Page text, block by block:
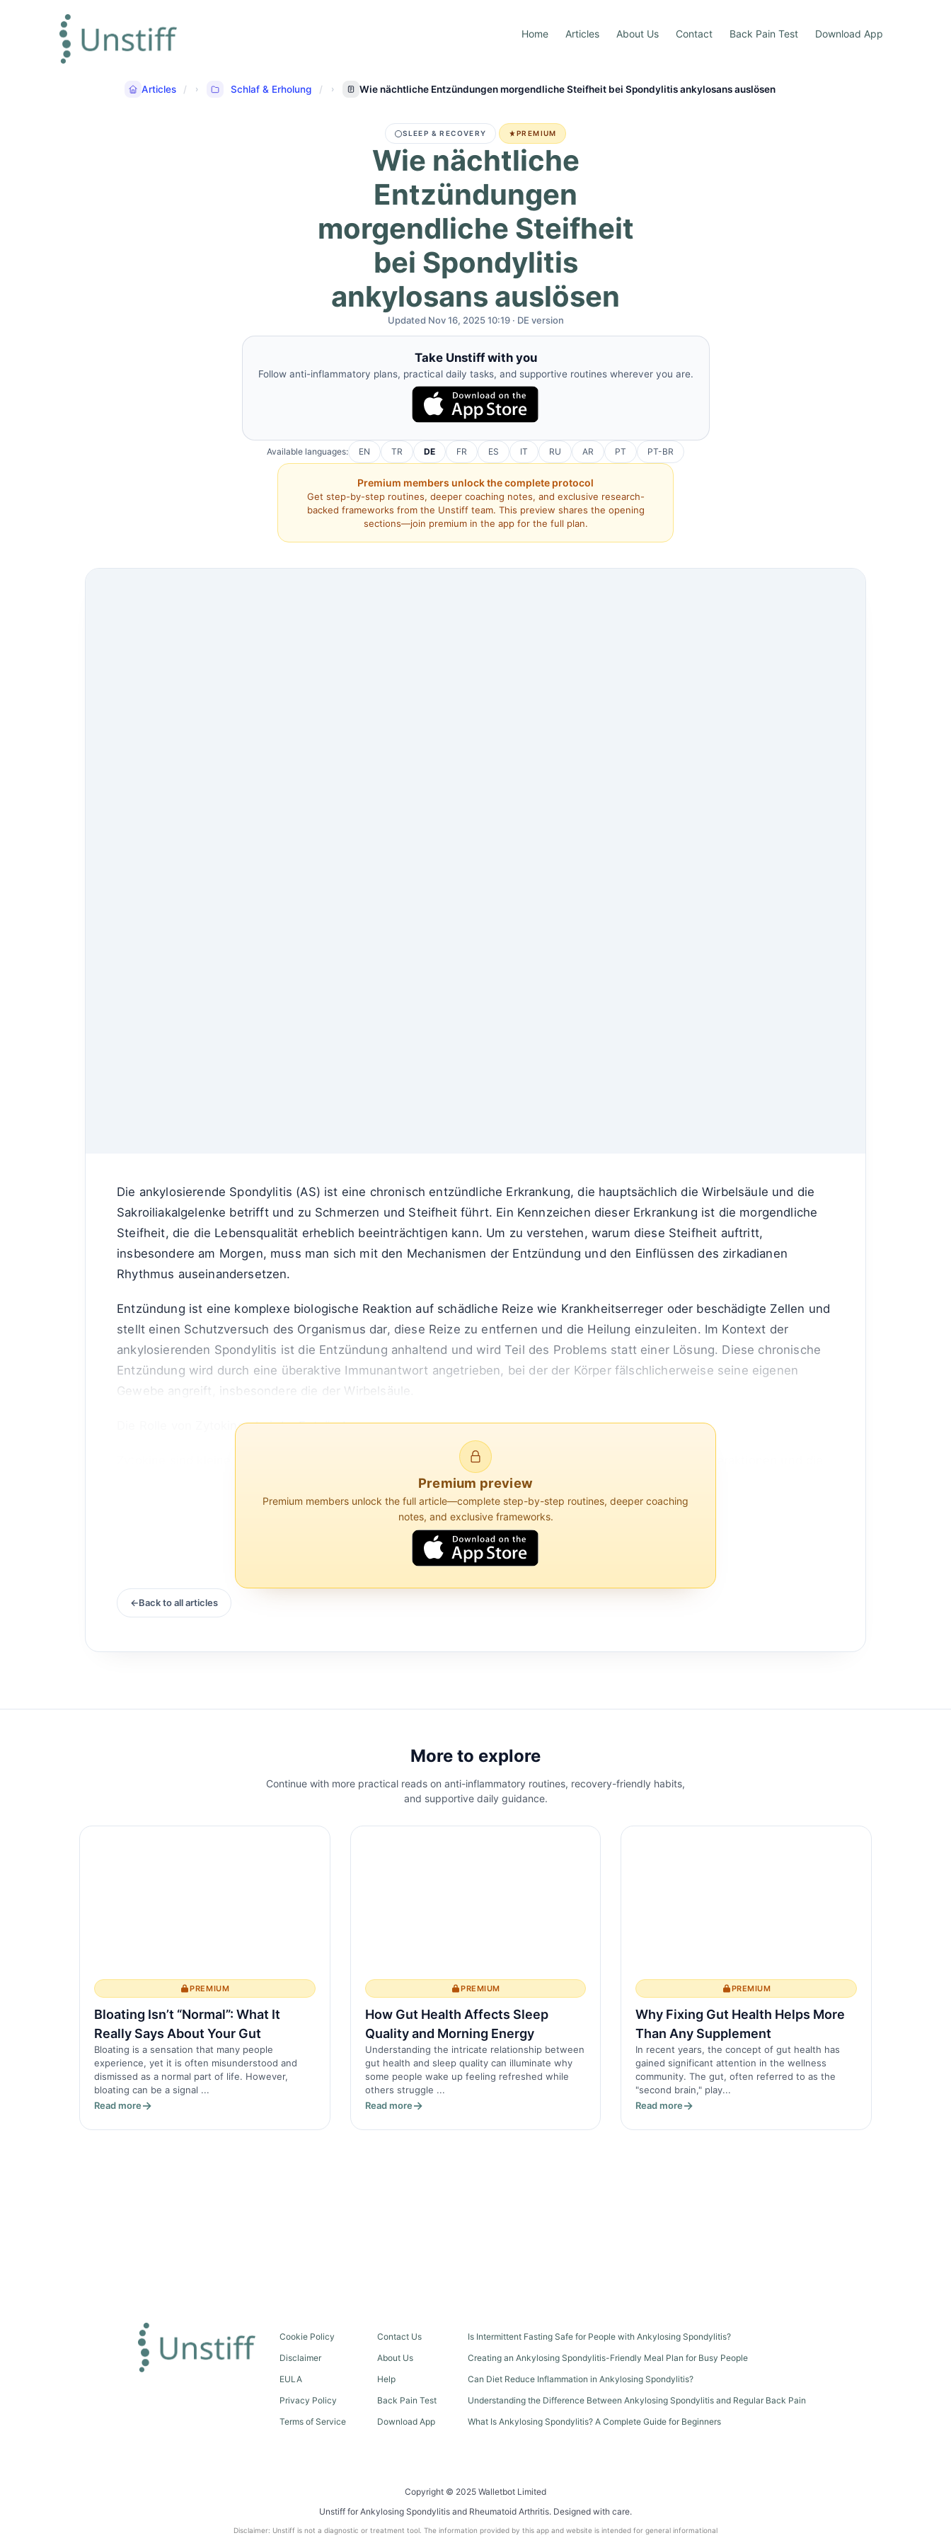
Home Articles About Us Contact Back Pain Test Download App
Articles Schlaf & Erholung Wie nächtliche Entzündungen morgendliche Steifheit bei Spondylitis ankylosans auslösen
SLEEP & RECOVERY PREMIUM
Wie nächtliche
Entzündungen
morgendliche Steifheit
bei Spondylitis
ankylosans auslösen
Updated Nov 16, 2025 10:19 · DE version
Take Unstiff with you
Follow anti-inflammatory plans, practical daily tasks, and supportive routines wherever you are.
Available languages: EN TR DE FR ES IT RU AR PT PT-BR
Premium members unlock the complete protocol
Get step-by-step routines, deeper coaching notes, and exclusive research-
backed frameworks from the Unstiff team. This preview shares the opening
sections—join premium in the app for the full plan.
Die ankylosierende Spondylitis (AS) ist eine chronisch entzündliche Erkrankung, die hauptsächlich die Wirbelsäule und die
Sakroiliakalgelenke betrifft und zu Schmerzen und Steifheit führt. Ein Kennzeichen dieser Erkrankung ist die morgendliche
Steifheit, die die Lebensqualität erheblich beeinträchtigen kann. Um zu verstehen, warum diese Steifheit auftritt,
insbesondere am Morgen, muss man sich mit den Mechanismen der Entzündung und den Einflüssen des zirkadianen
Rhythmus auseinandersetzen.
Entzündung ist eine komplexe biologische Reaktion auf schädliche Reize wie Krankheitserreger oder beschädigte Zellen und
stellt einen Schutzversuch des Organismus dar, diese Reize zu entfernen und die Heilung einzuleiten. Im Kontext der
ankylosierenden Spondylitis ist die Entzündung anhaltend und wird Teil des Problems statt einer Lösung. Diese chronische
Entzündung wird durch eine überaktive Immunantwort angetrieben, bei der der Körper fälschlicherweise seine eigenen
Gewebe angreift, insbesondere die der Wirbelsäule.
Die Rolle von Zytokinen bei der Entzündung
Zytokine sind kleine Proteine, die von Zellen freigesetzt werden und eine spezifische Wirkung auf die Interaktionen und die
Premium preview
Premium members unlock the full article—complete step-by-step routines, deeper coaching
notes, and exclusive frameworks.
Back to all articles
More to explore
Continue with more practical reads on anti-inflammatory routines, recovery-friendly habits,
and supportive daily guidance.
PREMIUM
Bloating Isn’t “Normal”: What It
Really Says About Your Gut
Bloating is a sensation that many people
experience, yet it is often misunderstood and
dismissed as a normal part of life. However,
bloating can be a signal ...
Read more
PREMIUM
How Gut Health Affects Sleep
Quality and Morning Energy
Understanding the intricate relationship between
gut health and sleep quality can illuminate why
some people wake up feeling refreshed while
others struggle ...
Read more
PREMIUM
Why Fixing Gut Health Helps More
Than Any Supplement
In recent years, the concept of gut health has
gained significant attention in the wellness
community. The gut, often referred to as the
"second brain," play...
Read more
Cookie Policy
Disclaimer
EULA
Privacy Policy
Terms of Service
Contact Us
About Us
Help
Back Pain Test
Download App
Is Intermittent Fasting Safe for People with Ankylosing Spondylitis?
Creating an Ankylosing Spondylitis-Friendly Meal Plan for Busy People
Can Diet Reduce Inflammation in Ankylosing Spondylitis?
Understanding the Difference Between Ankylosing Spondylitis and Regular Back Pain
What Is Ankylosing Spondylitis? A Complete Guide for Beginners
Copyright © 2025 Walletbot Limited
Unstiff for Ankylosing Spondylitis and Rheumatoid Arthritis. Designed with care.
Disclaimer: Unstiff is not a diagnostic or treatment tool. The information provided by this app and website is intended for general informational